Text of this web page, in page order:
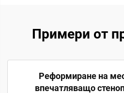
Примери от
Реформиране на
впечатляващо